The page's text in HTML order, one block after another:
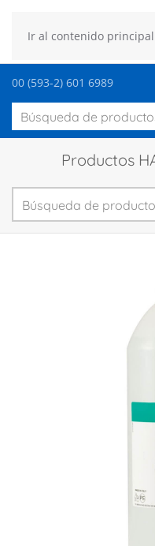
Ir al contenido principal
00 (593-2) 601 6989
Productos